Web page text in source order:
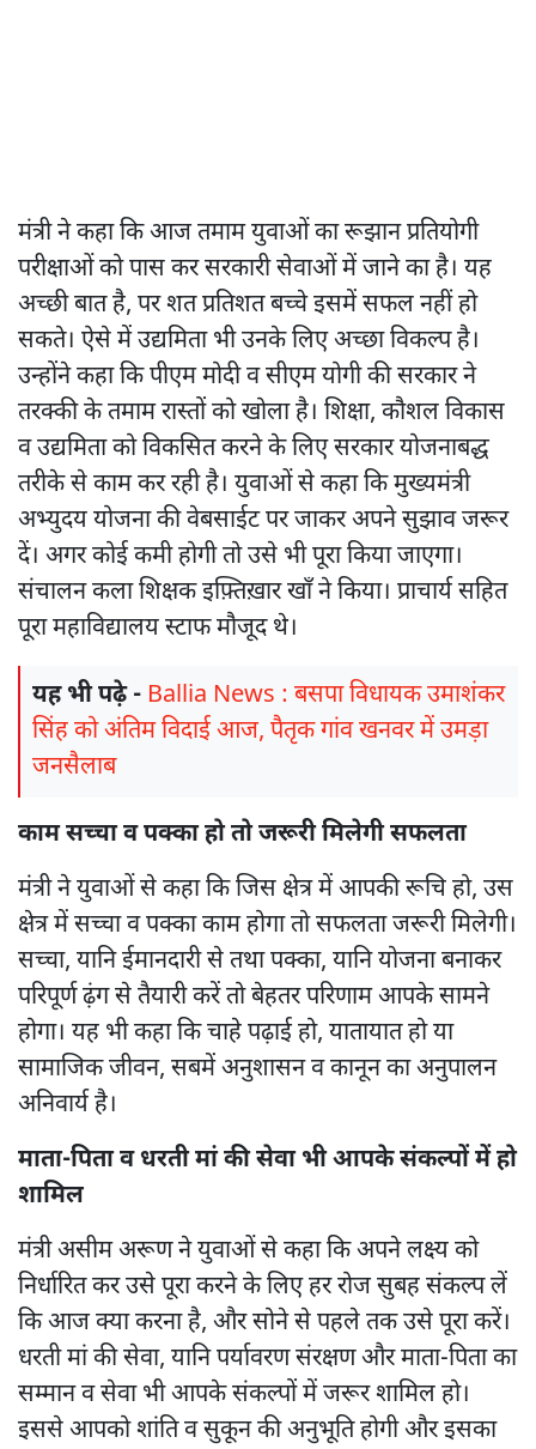
मंत्री ने कहा कि आज तमाम युवाओं का रूझान प्रतियोगी
परीक्षाओं को पास कर सरकारी सेवाओं में जाने का है। यह
अच्छी बात है, पर शत प्रतिशत बच्चे इसमें सफल नहीं हो
सकते। ऐसे में उद्यमिता भी उनके लिए अच्छा विकल्प है।
उन्होंने कहा कि पीएम मोदी व सीएम योगी की सरकार ने
तरक्की के तमाम रास्तों को खोला है। शिक्षा, कौशल विकास
व उद्यमिता को विकसित करने के लिए सरकार योजनाबद्ध
तरीके से काम कर रही है। युवाओं से कहा कि मुख्यमंत्री
अभ्युदय योजना की वेबसाईट पर जाकर अपने सुझाव जरूर
दें। अगर कोई कमी होगी तो उसे भी पूरा किया जाएगा।
संचालन कला शिक्षक इफ़्तिख़ार खाँ ने किया। प्राचार्य सहित
पूरा महाविद्यालय स्टाफ मौजूद थे।
यह भी पढ़े - Ballia News : बसपा विधायक उमाशंकर
सिंह को अंतिम विदाई आज, पैतृक गांव खनवर में उमड़ा
जनसैलाब
काम सच्चा व पक्का हो तो जरूरी मिलेगी सफलता
मंत्री ने युवाओं से कहा कि जिस क्षेत्र में आपकी रूचि हो, उस
क्षेत्र में सच्चा व पक्का काम होगा तो सफलता जरूरी मिलेगी।
सच्चा, यानि ईमानदारी से तथा पक्का, यानि योजना बनाकर
परिपूर्ण ढ़ंग से तैयारी करें तो बेहतर परिणाम आपके सामने
होगा। यह भी कहा कि चाहे पढ़ाई हो, यातायात हो या
सामाजिक जीवन, सबमें अनुशासन व कानून का अनुपालन
अनिवार्य है।
माता-पिता व धरती मां की सेवा भी आपके संकल्पों में हो
शामिल
मंत्री असीम अरूण ने युवाओं से कहा कि अपने लक्ष्य को
निर्धारित कर उसे पूरा करने के लिए हर रोज सुबह संकल्प लें
कि आज क्या करना है, और सोने से पहले तक उसे पूरा करें।
धरती मां की सेवा, यानि पर्यावरण संरक्षण और माता-पिता का
सम्मान व सेवा भी आपके संकल्पों में जरूर शामिल हो।
इससे आपको शांति व सुकून की अनुभूति होगी और इसका